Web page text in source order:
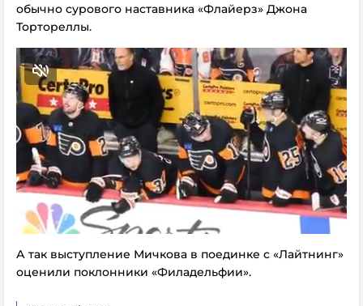
обычно сурового наставника «Флайерз» Джона
Тортореллы.
А так выступление Мичкова в поединке с «Лайтнинг»
оценили поклонники «Филадельфии».